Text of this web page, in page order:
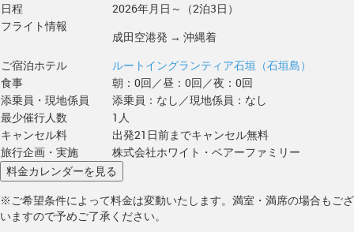
日程
2026年月日～（2泊3日）
フライト情報
成田空港発 → 沖縄着
ご宿泊ホテル
ルートイングランティア石垣（石垣島）
食事
朝：0回／昼：0回／夜：0回
添乗員・現地係員
添乗員：なし／現地係員：なし
最少催行人数
1人
キャンセル料
出発21日前までキャンセル無料
旅行企画・実施
株式会社ホワイト・ベアーファミリー
※ご希望条件によって料金は変動いたします。満室・満席の場合もござ
いますので予めご了承ください。